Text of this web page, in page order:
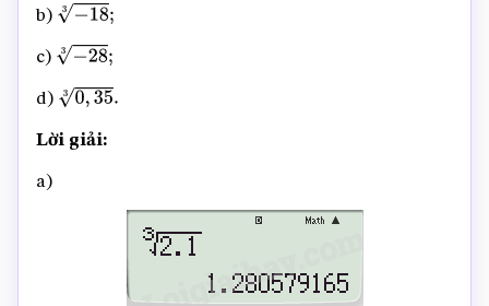
b) − 183;
c) − 283;
d) 0, 353.
Lời giải:
a)